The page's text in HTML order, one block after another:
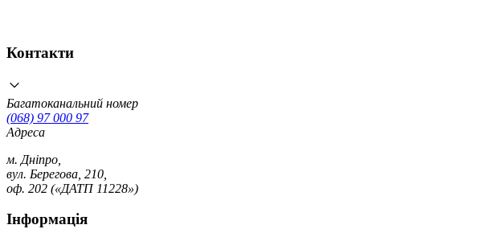
Контакти
Багатоканальний номер
(068) 97 000 97
Адреса
м. Дніпро,
вул. Берегова, 210,
оф. 202 («ДАТП 11228»)
Інформація